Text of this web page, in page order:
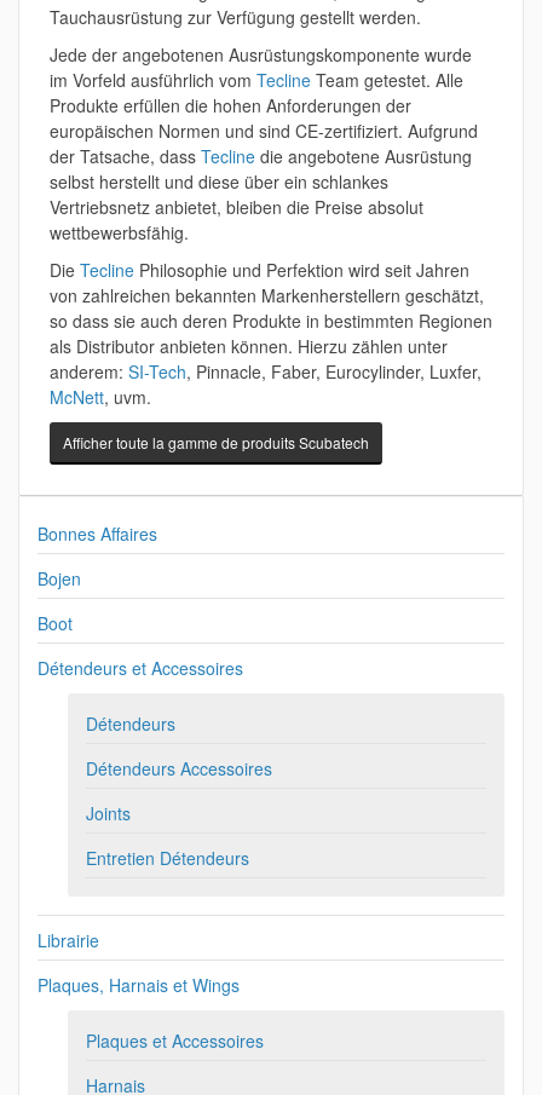
Tauchausrüstung zur Verfügung gestellt werden.
Jede der angebotenen Ausrüstungskomponente wurde
im Vorfeld ausführlich vom Tecline Team getestet. Alle
Produkte erfüllen die hohen Anforderungen der
europäischen Normen und sind CE-zertifiziert. Aufgrund
der Tatsache, dass Tecline die angebotene Ausrüstung
selbst herstellt und diese über ein schlankes
Vertriebsnetz anbietet, bleiben die Preise absolut
wettbewerbsfähig.
Die Tecline Philosophie und Perfektion wird seit Jahren
von zahlreichen bekannten Markenherstellern geschätzt,
so dass sie auch deren Produkte in bestimmten Regionen
als Distributor anbieten können. Hierzu zählen unter
anderem: SI-Tech, Pinnacle, Faber, Eurocylinder, Luxfer,
McNett, uvm.
Afficher toute la gamme de produits Scubatech
Bonnes Affaires
Bojen
Boot
Détendeurs et Accessoires
Détendeurs
Détendeurs Accessoires
Joints
Entretien Détendeurs
Librairie
Plaques, Harnais et Wings
Plaques et Accessoires
Harnais